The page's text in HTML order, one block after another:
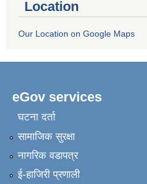
Location
Our Location on Google Maps
eGov services
घटना दर्ता
सामाजिक सुरक्षा
नागरिक वडापत्र
ई-हाजिरी प्रणाली